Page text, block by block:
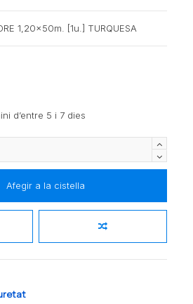
1,20x50m. [1u.] TURQUESA
d’entre 5 i 7 dies
Afegir a la cistella